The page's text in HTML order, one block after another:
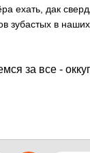
ехать, дак
зубастых в
за все -